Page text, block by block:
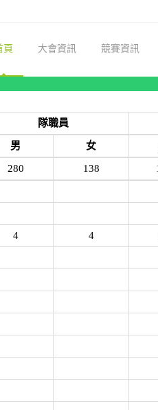
頁 大會資訊 競賽資訊
隊職員
男 女
280 138
4 4